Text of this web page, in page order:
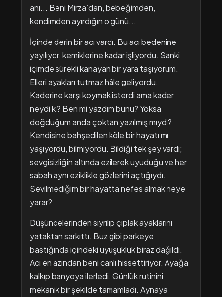
anı... Beni Mirza’dan, bebeğimden,
kendimden ayırdığın o günü...
İçinde derin bir acı vardı. Bu acı bedenine
yayılıyor, kemiklerine kadar işliyordu. Sanki
içimde sürekli kanayan bir yara taşıyorum.
Elleri ayakları tutmaz hâle geliyordu.
Kaderine karşı koymak isterdi ama kader
neydi ki? Ben mi yazdım bunu? Yoksa
doğduğum anda çoktan yazılmış mıydı?
Kendisine bahşedilen köle bir hayatı mı
yaşıyordu, bilmiyordu. Bildiği tek şey vardı;
sevgisizliğin altında ezilerek uyuduğu ve her
sabah aynı eziklikle gözlerini açtığıydı.
Sevilmediğim bir hayatta nefes almak neye
yarar?
Düşüncelerinden sıyrılıp çıplak ayaklarını
yataktan sarkıttı. Buz gibi parkeye
bastığında içindeki uyuşukluk biraz dağıldı.
Acı en azından beni canlı hissettiriyor. Ayağa
kalkıp banyoya ilerledi. Günlük rutinini
mekanik bir şekilde tamamladı. Aynaya